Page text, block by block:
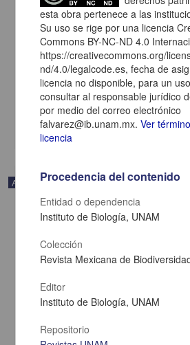
Environmental variables influencing over
abundance in temporary and permanent
Estrada-Montiel , Jenny del Carmen; Ríos-
Mendoza, Judith Andrea; Cedeño-Vázquez,
Cardona , J. Nicolas; Zenteno-Ruiz,
Biología, UNAM
2025-04-30
Biología y Química
Artículo
esta obra pertenece a las
Su uso se rige por una licencia
Commons BY-NC-ND 4.0
https://creativecommons.org/
nd/4.0/legalcode.es, fecha de
licencia no disponible, para un
consultar al responsable jurídico
por medio del correo electrónico
falvarez@ib.unam.mx.Ver
licencia
Procedencia del contenido
Entidad o dependencia
Instituto de Biología, UNAM
Colección
Revista Mexicana de
Editor
Instituto de Biología, UNAM
Repositorio